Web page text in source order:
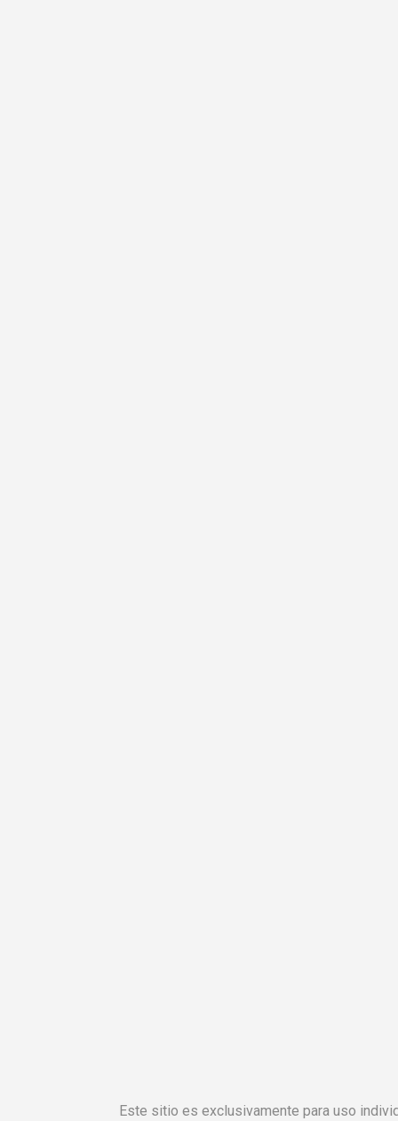
Este sitio es exclusivamente para uso